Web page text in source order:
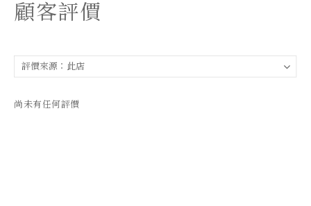
顧客評價
尚未有任何評價